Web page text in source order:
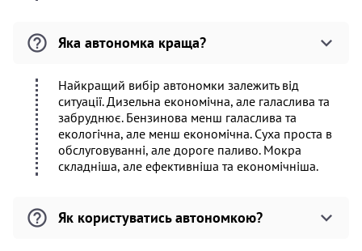
Яка автономка краща?
Найкращий вибір автономки залежить від
ситуації. Дизельна економічна, але галаслива та
забруднює. Бензинова менш галаслива та
екологічна, але менш економічна. Суха проста в
обслуговуванні, але дороге паливо. Мокра
складніша, але ефективніша та економічніша.
Як користуватись автономкою?